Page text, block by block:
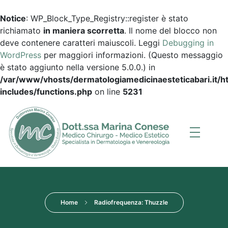
Notice: WP_Block_Type_Registry::register è stato
richiamato in maniera scorretta. Il nome del blocco non
deve contenere caratteri maiuscoli. Leggi Debugging in
WordPress per maggiori informazioni. (Questo messaggio
è stato aggiunto nella versione 5.0.0.) in
/var/www/vhosts/dermatologiamedicinaesteticabari.it/
includes/functions.php on line 5231
Dott.ssa Marina Conese
Home Radiofrequenza: Thuzzle